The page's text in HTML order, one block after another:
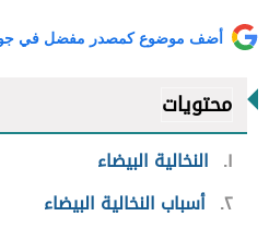
أضف موضوع كمصدر مفضل في
محتويات
١
النخالية البيضاء
٢ أسباب النخالية البيضاء